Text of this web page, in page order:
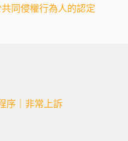
同侵權行為人的認定
序｜非常上訴